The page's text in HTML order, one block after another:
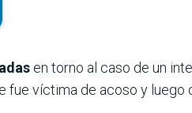
en torno al caso de un
fue víctima de acoso y